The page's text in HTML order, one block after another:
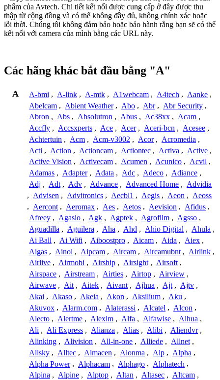
phẩm của Avtech. Chi tiết kết nối được cung cấp ở đây được thu
thập từ cộng đồng và có thể không đầy đủ, không chính xác hoặc
lỗi thời. Chúng tôi không đảm bảo hoặc bảo hành rằng bạn sẽ có thể
kết nối với camera của mình bằng các URL này.
Các hãng khác bắt đầu bằng "A"
A A-bmi , A-link , A-mtk , A1webcam , A4tech , Aanke ,
Abelcam , Abient Weather , Abo , Abr , Abr Security ,
Abron , Abs , Absolutron , Abus , Ac38xx , Acam ,
Accfly , Accsxperts , Ace , Acer , Aceri-bcn , Acesee ,
Achtertuin , Acm , Acm-v3002 , Acor , Acromedia ,
Acti , Action , Actioncam , Actiontec , Activa , Active ,
Active Vision , Activecam , Acumen , Acunico , Acvil ,
Adamas , Adapter , Adata , Adc , Adeco , Adiance ,
Adj , Adt , Adv , Advance , Advanced Home , Advidia
, Advisen , Advitronics , Aecbl1 , Aegis , Aeon , Aeoss
, Aercont , Aeromax , Aes , Aetos , Aevision , Afidus ,
Afreey , Agasio , Agk , Agptek , Agrofilm , Agsso ,
Aguadilla , Aguilera , Aha , Ahd , Ahio Digital , Ahula ,
Ai Ball , Ai Wifi , Aiboostpro , Aicam , Aida , Aiex ,
Aigas , Ainol , Aipcam , Aircam , Aircamubnt , Airlink ,
Airlive , Airmobi , Airship , Airsight , Airsoft ,
Airspace , Airstream , Airties , Airtop , Airview ,
Airwave , Ait , Aitek , Aivant , Ajhua , Ajt , Ajtv ,
Akai , Akaso , Akeia , Akon , Aksilium , Aku ,
Akuvox , Alarm.com , Alaterassi , Alcatel , Alcon ,
Alecto , Alertme , Alexim , Alfa , Alfawise , Alhua ,
Ali , Ali Express , Alianza , Alias , Alibi , Aliendvr ,
Alinking , Alivision , All-in-one , Alliede , Allnet ,
Allsky , Alltec , Almacen , Alonma , Alp , Alpha ,
Alpha Power , Alphacam , Alphago , Alphatech ,
Alpina , Alpine , Alptop , Altan , Altasec , Altcam ,